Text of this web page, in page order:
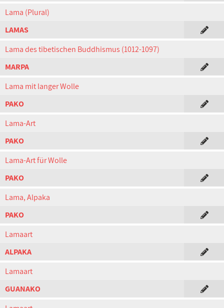
Lama (Plural)
LAMAS
Lama des tibetischen Buddhismus (1012-1097)
MARPA
Lama mit langer Wolle
PAKO
Lama-Art
PAKO
Lama-Art für Wolle
PAKO
Lama, Alpaka
PAKO
Lamaart
ALPAKA
Lamaart
GUANAKO